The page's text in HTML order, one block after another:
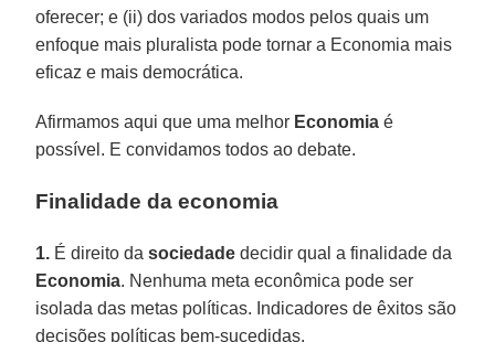
oferecer; e (ii) dos variados modos pelos quais um
enfoque mais pluralista pode tornar a Economia mais
eficaz e mais democrática.
Afirmamos aqui que uma melhor Economia é
possível. E convidamos todos ao debate.
Finalidade da economia
1. É direito dasociedade decidir qual a finalidade da
Economia. Nenhuma meta econômica pode ser
isolada das metas políticas. Indicadores de êxitos são
decisões políticas bem-sucedidas.